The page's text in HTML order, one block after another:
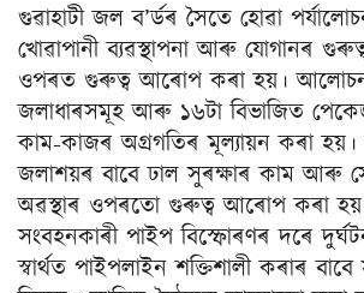
গুৱাহাটী জল ব’ৰ্ডৰ সৈতে হোৱা
খোৱাপানী ব্যৱস্থাপনা আৰু যোগানৰ
ওপৰত গুৰুত্ব আৰোপ কৰা হয়। আলোচনাত
জলাধাৰসমূহ আৰু ১৬টা বিভাজিত
কাম-কাজৰ অগ্ৰগতিৰ মূল্যায়ন কৰা হয়।
জলাশয়ৰ বাবে ঢাল সুৰক্ষাৰ কাম আৰু
অৱস্থাৰ ওপৰতো গুৰুত্ব আৰোপ কৰা
সংবহনকাৰী পাইপ বিস্ফোৰণৰ দৰে
স্বাৰ্থত পাইপলাইন শক্তিশালী কৰাৰ বাবে